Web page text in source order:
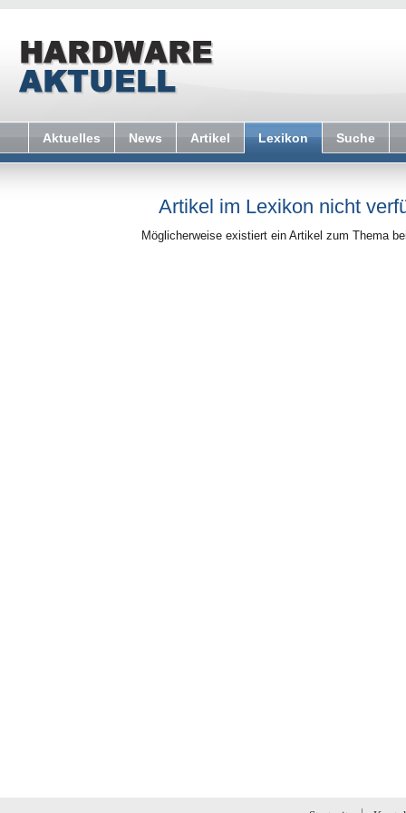
Aktuelles News Artikel Lexikon Suche
Artikel im Lexikon nicht
Möglicherweise existiert ein Artikel zum Thema